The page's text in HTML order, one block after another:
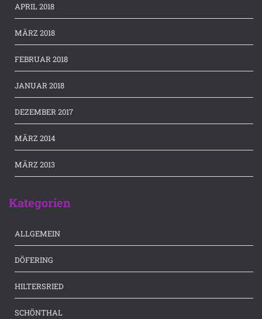
APRIL 2018
MÄRZ 2018
FEBRUAR 2018
JANUAR 2018
DEZEMBER 2017
MÄRZ 2014
MÄRZ 2013
Kategorien
ALLGEMEIN
DÖFERING
HILTERSRIED
SCHÖNTHAL